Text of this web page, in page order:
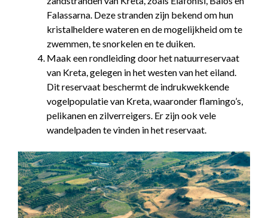
Falassarna. Deze stranden zijn bekend om hun
kristalheldere wateren en de mogelijkheid om te
zwemmen, te snorkelen en te duiken.
Maak een rondleiding door het natuurreservaat
van Kreta, gelegen in het westen van het eiland.
Dit reservaat beschermt de indrukwekkende
vogelpopulatie van Kreta, waaronder flamingo’s,
pelikanen en zilverreigers. Er zijn ook vele
wandelpaden te vinden in het reservaat.